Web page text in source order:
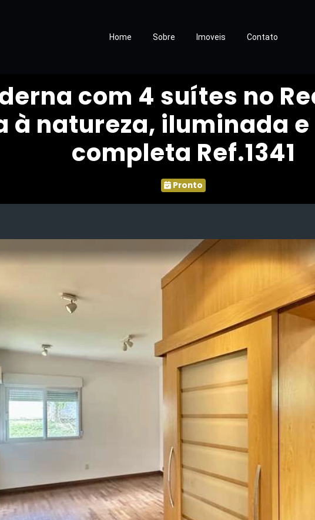
Home Sobre Imoveis Contato
com 4 suítes no
à natureza, iluminada
completa Ref.1341
Pronto